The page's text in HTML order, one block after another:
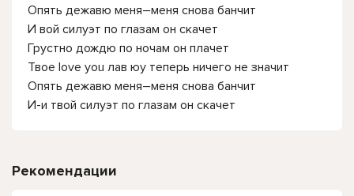
Опять дежавю меня–меня снова банчит
И вой силуэт по глазам он скачет
Грустно дождю по ночам он плачет
Твое love you лав юу теперь ничего не значит
Опять дежавю меня–меня снова банчит
И-и твой силуэт по глазам он скачет
Рекомендации